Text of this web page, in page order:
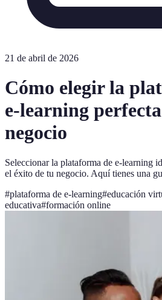
21 de abril de 2026
Cómo elegir la
e-learning
negocio
Seleccionar la plataforma de e-learning
el éxito de tu negocio. Aquí tienes una
#plataforma de e-learning#educación
educativa#formación online